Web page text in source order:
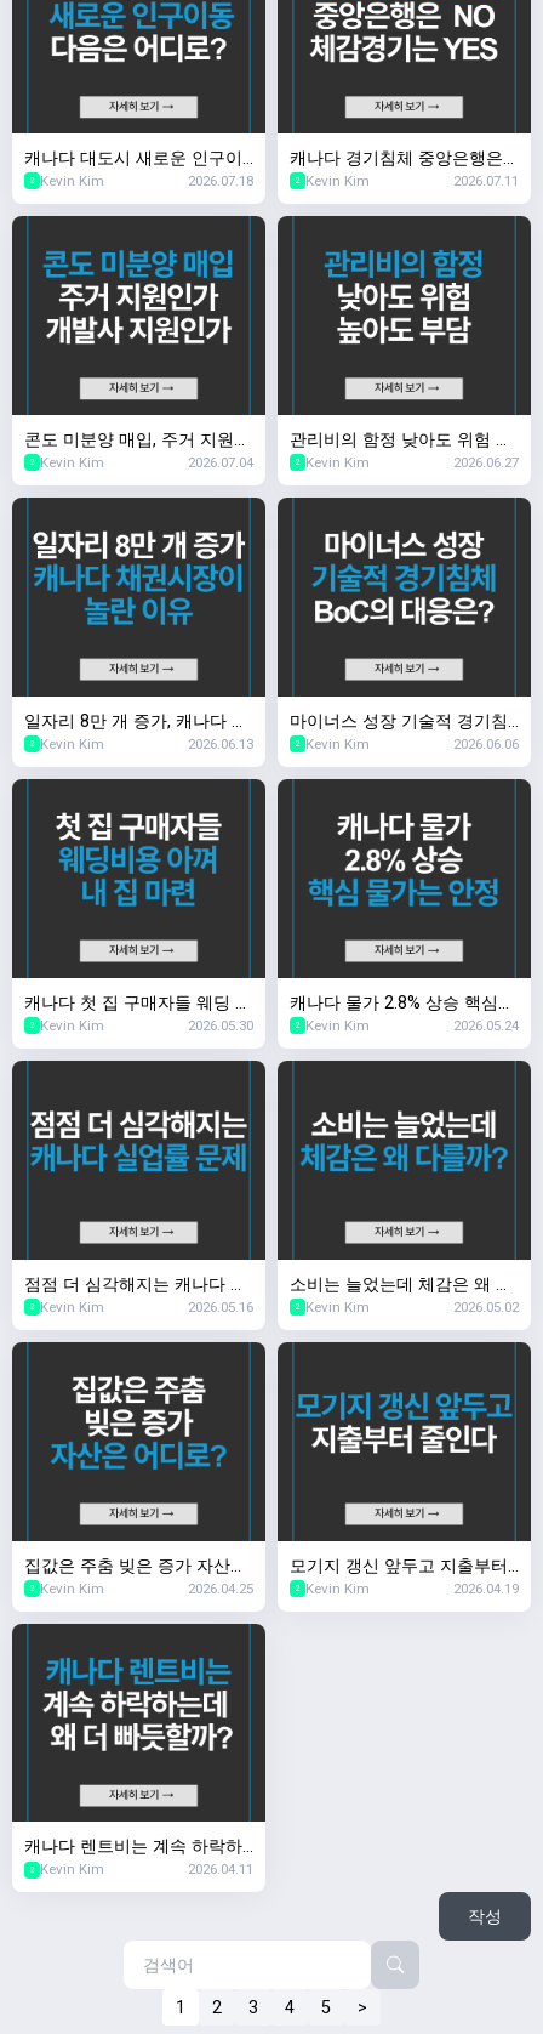
캐나다 대도시 새로운 인구이
동 다음은 어디로?
2 Kevin Kim 2026.07.18
캐나다 경기침체 중앙은행은
NO, 체감 경기는 YES
2 Kevin Kim 2026.07.11
콘도 미분양 매입, 주거 지원인
가 개발사 지원인가
2 Kevin Kim 2026.07.04
관리비의 함정 낮아도 위험 높
아도 부담
2 Kevin Kim 2026.06.27
일자리 8만 개 증가, 캐나다 채
권시장이 놀란 이유
2 Kevin Kim 2026.06.13
마이너스 성장 기술적 경기침
체, BoC의 대응은?
2 Kevin Kim 2026.06.06
캐나다 첫 집 구매자들 웨딩 비
용 아껴 내 집 마련
2 Kevin Kim 2026.05.30
캐나다 물가 2.8% 상승 핵심
물가는 안정
2 Kevin Kim 2026.05.24
점점 더 심각해지는 캐나다 실
업률 문제
2 Kevin Kim 2026.05.16
소비는 늘었는데 체감은 왜 다
를까?
2 Kevin Kim 2026.05.02
집값은 주춤 빚은 증가 자산은
어디로?
2 Kevin Kim 2026.04.25
모기지 갱신 앞두고 지출부터
줄인다
2 Kevin Kim 2026.04.19
캐나다 렌트비는 계속 하락하
는데 왜 더 빠듯할까?
2 Kevin Kim 2026.04.11
작성
1 2 3 4 5 >